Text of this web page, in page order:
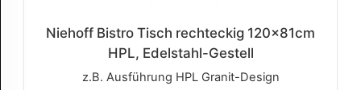
Niehoff Bistro Tisch rechteckig 120x81cm
HPL, Edelstahl-Gestell
z.B. Ausführung HPL Granit-Design